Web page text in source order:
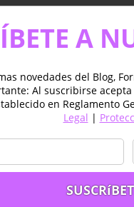
A
novedades del Blog,
Al suscribirse
en Reglamento
Legal |